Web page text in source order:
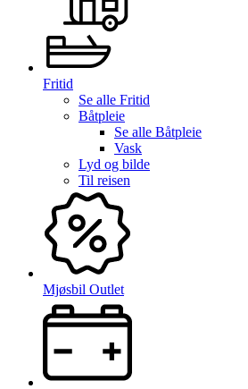
Fritid
Se alle Fritid
Båtpleie
Se alle Båtpleie
Vask
Lyd og bilde
Til reisen
Mjøsbil Outlet